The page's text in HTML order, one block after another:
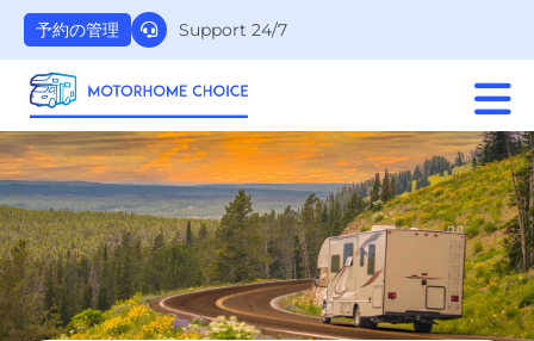
Support 24/7
予約の管理